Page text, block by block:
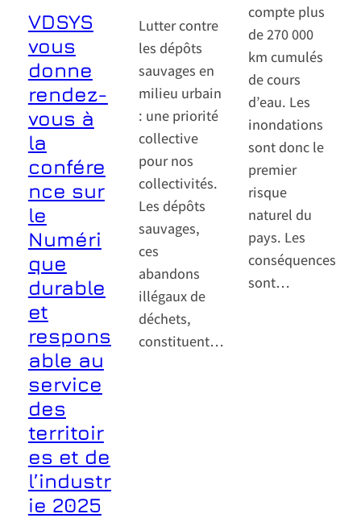
VDSYS
vous
donne
rendez-
vous à
la
confére
nce sur
le
Numéri
que
durable
et
respons
able au
service
des
territoir
es et de
l’industr
ie 2025
Lutter contre
les dépôts
sauvages en
milieu urbain
: une priorité
collective
pour nos
collectivités.
Les dépôts
sauvages,
ces
abandons
illégaux de
déchets,
constituent…
compte plus
de 270 000
km cumulés
de cours
d’eau. Les
inondations
sont donc le
premier
risque
naturel du
pays. Les
conséquences
sont…